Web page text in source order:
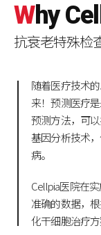
WhyC
抗衰老特殊检
随着医疗技术
来！预测医疗
预测方法，可
基因分析技术
病。
Cellpia医院在
准确的数据，
化干细胞治疗方